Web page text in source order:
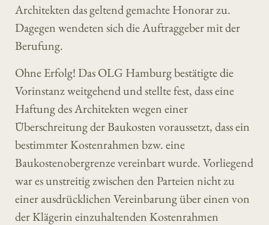
Architekten das geltend gemachte Honorar zu.
Dagegen wendeten sich die Auftraggeber mit der
Berufung.
Ohne Erfolg! Das OLG Hamburg bestätigte die
Vorinstanz weitgehend und stellte fest, dass eine
Haftung des Architekten wegen einer
Überschreitung der Baukosten voraussetzt, dass ein
bestimmter Kostenrahmen bzw. eine
Baukostenobergrenze vereinbart wurde. Vorliegend
war es unstreitig zwischen den Parteien nicht zu
einer ausdrücklichen Vereinbarung über einen von
der Klägerin einzuhaltenden Kostenrahmen